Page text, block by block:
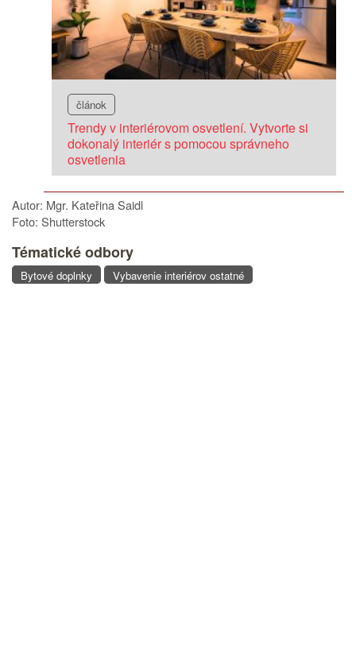
článok
Trendy v interiérovom osvetlení. Vytvorte si
dokonalý interiér s pomocou správneho
osvetlenia
Autor: Mgr. Kateřina Saidl
Foto: Shutterstock
Tématické odbory
Bytové doplnky Vybavenie interiérov ostatné